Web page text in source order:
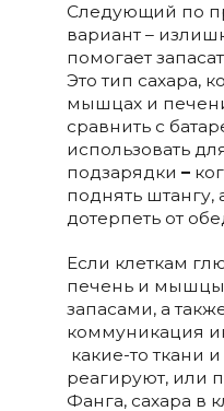
Следующий по
вариант –
помогает
Это тип сахара,
мышцах и
сравнить с
использовать
подзарядки –
поднять штангу,
дотерпеть от
Если клеткам
печень и
запасами, а
коммуникация
какие-то ткани
реагируют, или
Фанга, сахара в